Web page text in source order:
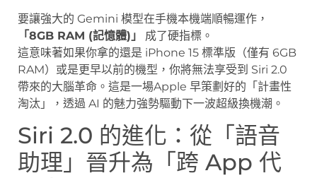
要讓強大的 Gemini 模型在手機本機端順暢運作，
「8GB RAM (記憶體)」
成了硬指標。
這意味著如果你拿的還是 iPhone 15 標準版（僅有 6GB
RAM）或是更早以前的機型，你將無法享受到 Siri 2.0
帶來的大腦革命。這是一場Apple 早策劃好的「計畫性
淘汰」，透過 AI 的魅力強勢驅動下一波超級換機潮。
Siri 2.0 的進化：從「語音
助理」晉升為「跨 App 代